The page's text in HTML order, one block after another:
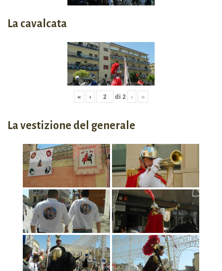
La cavalcata
« ‹ di 2 › »
La vestizione del generale